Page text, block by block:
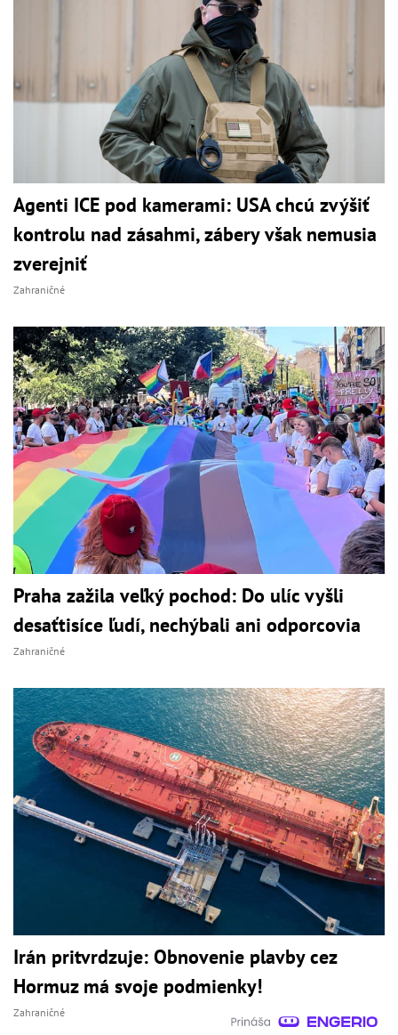
Agenti ICE pod kamerami: USA chcú zvýšiť
kontrolu nad zásahmi, zábery však nemusia
zverejniť
Zahraničné
Praha zažila veľký pochod: Do ulíc vyšli
desaťtisíce ľudí, nechýbali ani odporcovia
Zahraničné
Irán pritvrdzuje: Obnovenie plavby cez
Hormuz má svoje podmienky!
Zahraničné